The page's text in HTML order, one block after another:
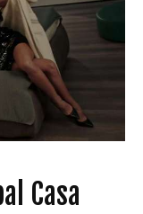
Casa